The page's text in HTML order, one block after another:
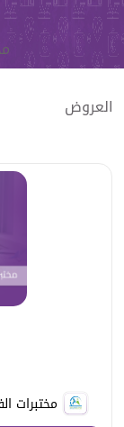
العروض
مختبرات